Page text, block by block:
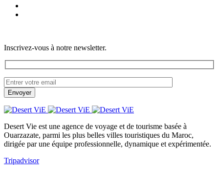
Inscrivez-vous à notre newsletter.
Desert Vie est une agence de voyage et de tourisme basée à
Ouarzazate, parmi les plus belles villes touristiques du Maroc,
dirigée par une équipe professionnelle, dynamique et expérimentée.
Tripadvisor